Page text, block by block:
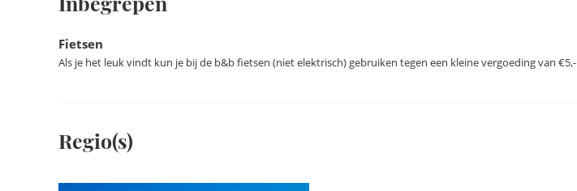
Fietsen
Als je het leuk vindt kun je bij de b&b fietsen (niet elektrisch) gebruiken tegen een kleine vergoeding van €5,-
Regio(s)